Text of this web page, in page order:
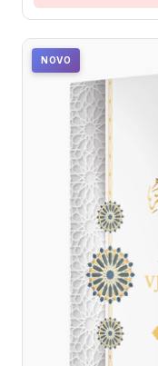
NOVO